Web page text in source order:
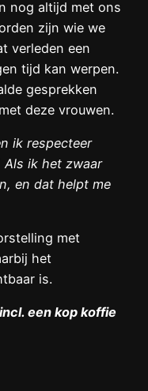
nog altijd met ons
zijn wie we
verleden een
tijd kan werpen.
gesprekken
deze vrouwen.
ik respecteer
Als ik het zwaar
en dat helpt me
met
het
is.
een kop koffie